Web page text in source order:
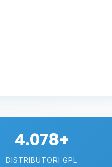
4.078+
DISTRIBUTORI GPL